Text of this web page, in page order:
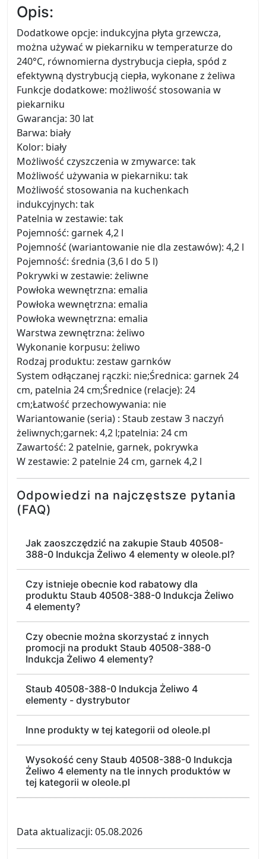
Opis:
Dodatkowe opcje: indukcyjna płyta grzewcza,
można używać w piekarniku w temperaturze do
240°C, równomierna dystrybucja ciepła, spód z
efektywną dystrybucją ciepła, wykonane z żeliwa
Funkcje dodatkowe: możliwość stosowania w
piekarniku
Gwarancja: 30 lat
Barwa: biały
Kolor: biały
Możliwość czyszczenia w zmywarce: tak
Możliwość używania w piekarniku: tak
Możliwość stosowania na kuchenkach
indukcyjnych: tak
Patelnia w zestawie: tak
Pojemność: garnek 4,2 l
Pojemność (wariantowanie nie dla zestawów): 4,2 l
Pojemność: średnia (3,6 l do 5 l)
Pokrywki w zestawie: żeliwne
Powłoka wewnętrzna: emalia
Powłoka wewnętrzna: emalia
Powłoka wewnętrzna: emalia
Warstwa zewnętrzna: żeliwo
Wykonanie korpusu: żeliwo
Rodzaj produktu: zestaw garnków
System odłączanej rączki: nie;Średnica: garnek 24
cm, patelnia 24 cm;Średnice (relacje): 24
cm;Łatwość przechowywania: nie
Wariantowanie (seria) : Staub zestaw 3 naczyń
żeliwnych;garnek: 4,2 l;patelnia: 24 cm
Zawartość: 2 patelnie, garnek, pokrywka
W zestawie: 2 patelnie 24 cm, garnek 4,2 l
Odpowiedzi na najczęstsze pytania
(FAQ)
Jak zaoszczędzić na zakupie Staub 40508-
388-0 Indukcja Żeliwo 4 elementy w oleole.pl?
Czy istnieje obecnie kod rabatowy dla
produktu Staub 40508-388-0 Indukcja Żeliwo
4 elementy?
Czy obecnie można skorzystać z innych
promocji na produkt Staub 40508-388-0
Indukcja Żeliwo 4 elementy?
Staub 40508-388-0 Indukcja Żeliwo 4
elementy - dystrybutor
Inne produkty w tej kategorii od oleole.pl
Wysokość ceny Staub 40508-388-0 Indukcja
Żeliwo 4 elementy na tle innych produktów w
tej kategorii w oleole.pl
Data aktualizacji: 05.08.2026